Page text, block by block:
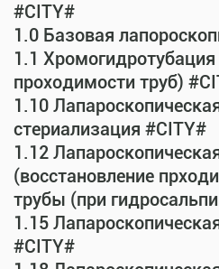
#CITY#
1.0 Базовая
1.1
проходимости труб)
1.10
стериализация #CITY#
1.12
(восстановление
трубы (при
1.15
#CITY#